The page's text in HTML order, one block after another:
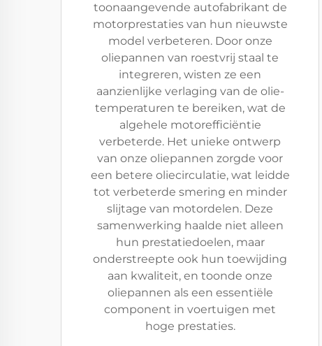
toonaangevende autofabrikant de
motorprestaties van hun nieuwste
model verbeteren. Door onze
oliepannen van roestvrij staal te
integreren, wisten ze een
aanzienlijke verlaging van de olie-
temperaturen te bereiken, wat de
algehele motorefficiëntie
verbeterde. Het unieke ontwerp
van onze oliepannen zorgde voor
een betere oliecirculatie, wat leidde
tot verbeterde smering en minder
slijtage van motordelen. Deze
samenwerking haalde niet alleen
hun prestatiedoelen, maar
onderstreepte ook hun toewijding
aan kwaliteit, en toonde onze
oliepannen als een essentiële
component in voertuigen met
hoge prestaties.